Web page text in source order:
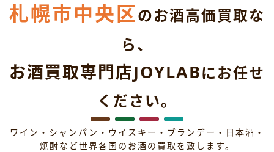
札幌市中央区のお酒高価買取な
ら、
お酒買取専門店JOYLABにお任せ
ください。
ワイン・シャンパン・ウイスキー・ブランデー・日本酒・
焼酎など世界各国のお酒の買取を致します。